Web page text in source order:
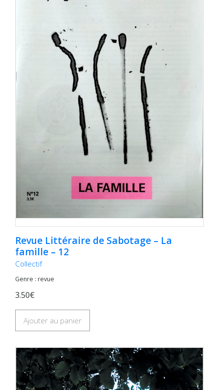
Revue Littéraire de Sabotage – La
famille – 12
Collectif
Genre : revue
3.50€
Ajouter au panier